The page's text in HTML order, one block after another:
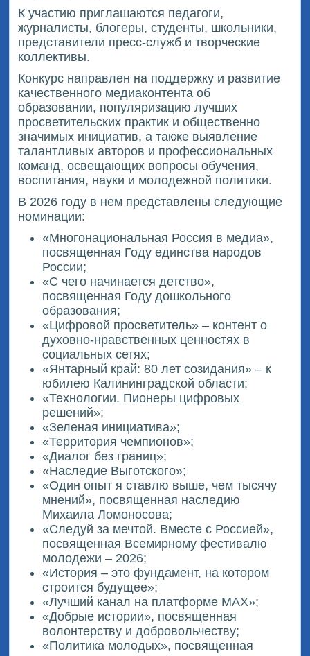
К участию приглашаются педагоги,
журналисты, блогеры, студенты, школьники,
представители пресс-служб и творческие
коллективы.
Конкурс направлен на поддержку и развитие
качественного медиаконтента об
образовании, популяризацию лучших
просветительских практик и общественно
значимых инициатив, а также выявление
талантливых авторов и профессиональных
команд, освещающих вопросы обучения,
воспитания, науки и молодежной политики.
В 2026 году в нем представлены следующие
номинации:
«Многонациональная Россия в медиа»,
посвященная Году единства народов
России;
«С чего начинается детство»,
посвященная Году дошкольного
образования;
«Цифровой просветитель» – контент о
духовно-нравственных ценностях в
социальных сетях;
«Янтарный край: 80 лет созидания» – к
юбилею Калининградской области;
«Технологии. Пионеры цифровых
решений»;
«Зеленая инициатива»;
«Территория чемпионов»;
«Диалог без границ»;
«Наследие Выготского»;
«Один опыт я ставлю выше, чем тысячу
мнений», посвященная наследию
Михаила Ломоносова;
«Следуй за мечтой. Вместе с Россией»,
посвященная Всемирному фестивалю
молодежи – 2026;
«История – это фундамент, на котором
строится будущее»;
«Лучший канал на платформе MAX»;
«Добрые истории», посвященная
волонтерству и добровольчеству;
«Политика молодых», посвященная